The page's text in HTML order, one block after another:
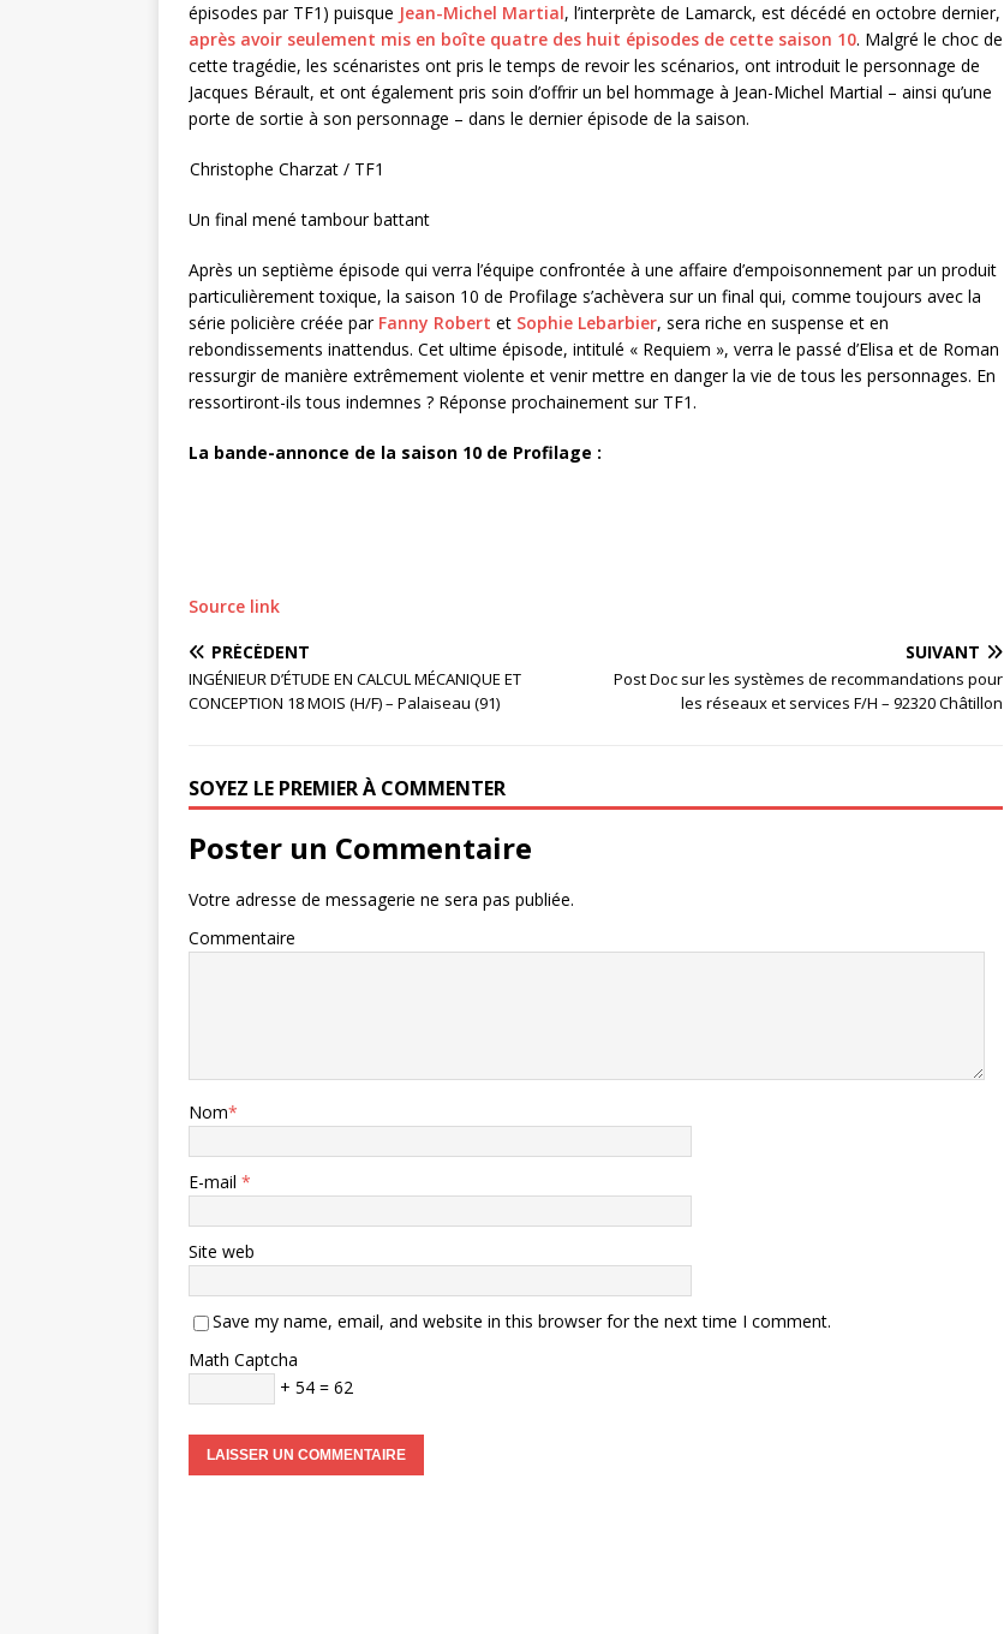
épisodes par TF1) puisque Jean-Michel Martial, l’interprète de Lamarck, est décédé en octobre dernier,
après avoir seulement mis en boîte quatre des huit épisodes de cette saison 10. Malgré le choc de
cette tragédie, les scénaristes ont pris le temps de revoir les scénarios, ont introduit le personnage de
Jacques Bérault, et ont également pris soin d’offrir un bel hommage à Jean-Michel Martial – ainsi qu’une
porte de sortie à son personnage – dans le dernier épisode de la saison.
Christophe Charzat / TF1
Un final mené tambour battant
Après un septième épisode qui verra l’équipe confrontée à une affaire d’empoisonnement par un produit
particulièrement toxique, la saison 10 de Profilage s’achèvera sur un final qui, comme toujours avec la
série policière créée par Fanny Robert et Sophie Lebarbier, sera riche en suspense et en
rebondissements inattendus. Cet ultime épisode, intitulé « Requiem », verra le passé d’Elisa et de Roman
ressurgir de manière extrêmement violente et venir mettre en danger la vie de tous les personnages. En
ressortiront-ils tous indemnes ? Réponse prochainement sur TF1.
La bande-annonce de la saison 10 de Profilage :
Source link
PRÉCÉDENT
INGÉNIEUR D’ÉTUDE EN CALCUL MÉCANIQUE ET
CONCEPTION 18 MOIS (H/F) – Palaiseau (91)
SUIVANT
Post Doc sur les systèmes de recommandations pour
les réseaux et services F/H – 92320 Châtillon
SOYEZ LE PREMIER À COMMENTER
Poster un Commentaire
Votre adresse de messagerie ne sera pas publiée.
Commentaire
Nom*
E-mail *
Site web
Save my name, email, and website in this browser for the next time I comment.
Math Captcha
+ 54 = 62